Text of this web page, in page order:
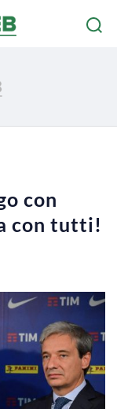
con
con tutti!